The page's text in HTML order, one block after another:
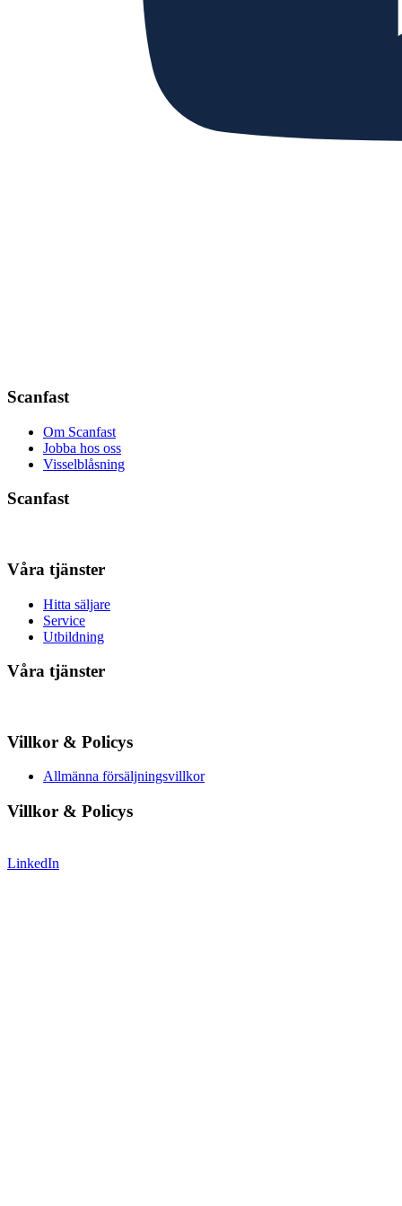
Scanfast
Om Scanfast
Jobba hos oss
Visselblåsning
Scanfast
Våra tjänster
Hitta säljare
Service
Utbildning
Våra tjänster
Villkor & Policys
Allmänna försäljningsvillkor
Villkor & Policys
LinkedIn